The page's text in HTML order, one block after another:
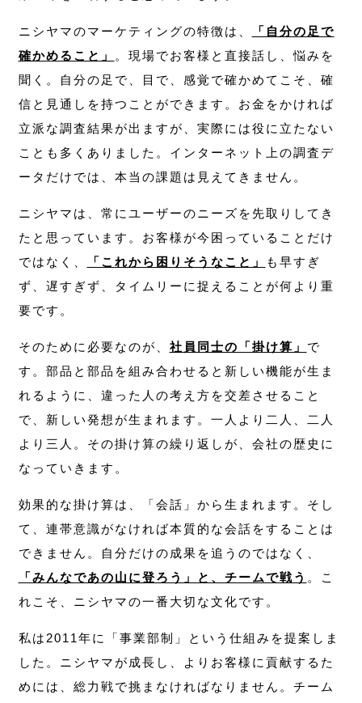
ニシヤマのマーケティングの特徴は、
「自分の足で
確かめること」
。現場でお客様と直接話し、悩みを
聞く。自分の足で、目で、感覚で確かめてこそ、確
信と見通しを持つことができます。お金をかければ
立派な調査結果が出ますが、実際には役に立たない
ことも多くありました。インターネット上の調査デ
ータだけでは、本当の課題は見えてきません。
ニシヤマは、常にユーザーのニーズを先取りしてき
たと思っています。お客様が今困っていることだけ
ではなく、
「これから困りそうなこと」
も早すぎ
ず、遅すぎず、タイムリーに捉えることが何より重
要です。
そのために必要なのが、 社員同士の「掛け算」 で
す。部品と部品を組み合わせると新しい機能が生ま
れるように、違った人の考え方を交差させること
で、新しい発想が生まれます。一人より二人、二人
より三人。その掛け算の繰り返しが、会社の歴史に
なっていきます。
効果的な掛け算は、「会話」から生まれます。そし
て、連帯意識がなければ本質的な会話をすることは
できません。自分だけの成果を追うのではなく、
「みんなであの山に登ろう」と、チームで戦う 。こ
れこそ、ニシヤマの一番大切な文化です。
私は2011年に「事業部制」という仕組みを提案しま
した。ニシヤマが成長し、よりお客様に貢献するた
めには、総力戦で挑まなければなりません。チーム